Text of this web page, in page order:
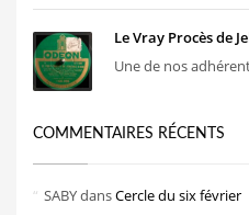
Le Vray Procès de
Une de nos
COMMENTAIRES RÉCENTS
SABYdansCercle du six février